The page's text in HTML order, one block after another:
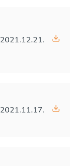
2021.12.21.
2021.11.17.